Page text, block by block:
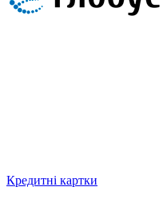
Кредитні картки